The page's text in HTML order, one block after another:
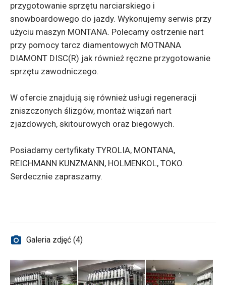
przygotowanie sprzętu narciarskiego i
snowboardowego do jazdy. Wykonujemy serwis przy
użyciu maszyn MONTANA. Polecamy ostrzenie nart
przy pomocy tarcz diamentowych MOTNANA
DIAMONT DISC(R) jak również ręczne przygotowanie
sprzętu zawodniczego.
W ofercie znajdują się również usługi regeneracji
zniszczonych ślizgów, montaż wiązań nart
zjazdowych, skitourowych oraz biegowych.
Posiadamy certyfikaty TYROLIA, MONTANA,
REICHMANN KUNZMANN, HOLMENKOL, TOKO.
Serdecznie zapraszamy.
Galeria zdjęć (4)